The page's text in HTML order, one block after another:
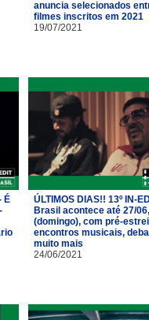
anuncia selecionados
filmes inscritos em 2021
19/07/2021
É
ÚLTIMOS DIAS!! 13º IN-
Brasil acontece até 27/06,
(domingo), com pré-
encontros musicais,
muito mais
24/06/2021